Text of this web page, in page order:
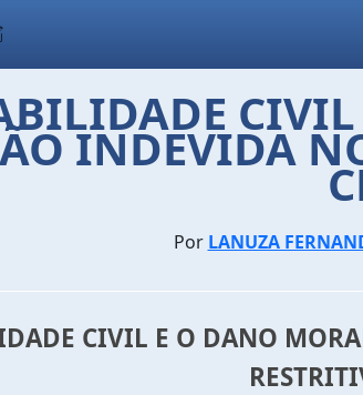
INDEVIDA
Por LANUZA
CIVIL E O DANO